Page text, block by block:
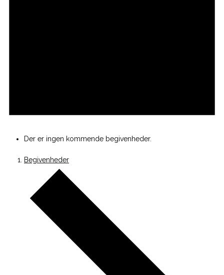
Der er ingen kommende begivenheder.
Begivenheder